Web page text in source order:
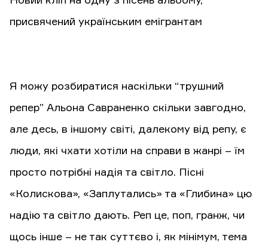
присвячений українським емігрантам
Я можу розбиратися наскільки “трушний
репер” Альона Савраненко скільки завгодно,
але десь, в іншому світі, далекому від репу, є
люди, які чхати хотіли на справи в жанрі – їм
просто потрібні надія та світло. Пісні
«Колискова», «Заплутались» та «Глибина» цю
надію та світло дають. Реп це, поп, гранж, чи
щось інше – не так суттєво і, як мінімум, тема